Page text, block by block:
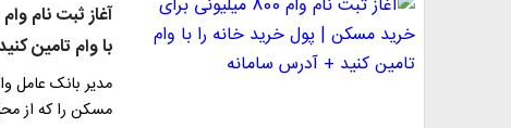
با وام تامین
مسکن را که از